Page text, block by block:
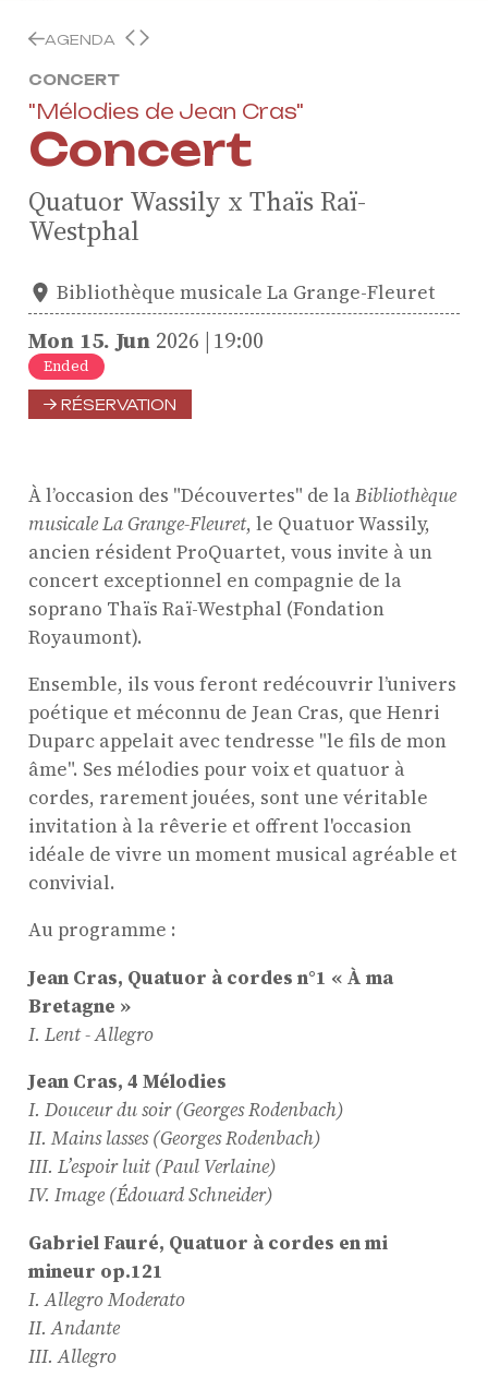
AGENDA
CONCERT
"Mélodies de Jean Cras"
Concert
Quatuor Wassily x Thaïs Raï-
Westphal
Bibliothèque musicale La Grange-Fleuret
Mon 15. Jun 2026 19:00
Ended
RÉSERVATION
À l’occasion des "Découvertes" de laBibliothèque
musicale La Grange-Fleuret, le Quatuor Wassily,
ancien résident ProQuartet, vous invite à un
concert exceptionnel en compagnie de la
soprano Thaïs Raï-Westphal (Fondation
Royaumont).
Ensemble, ils vous feront redécouvrir l’univers
poétique et méconnu de Jean Cras, que Henri
Duparc appelait avec tendresse "le fils de mon
âme". Ses mélodies pour voix et quatuor à
cordes, rarement jouées, sont une véritable
invitation à la rêverie et offrent l'occasion
idéale de vivre un moment musical agréable et
convivial.
Au programme :
Jean Cras, Quatuor à cordes n°1 « À ma
Bretagne »
I. Lent - Allegro
Jean Cras, 4 Mélodies
I. Douceur du soir (Georges Rodenbach)
II. Mains lasses (Georges Rodenbach)
III. L’espoir luit (Paul Verlaine)
IV. Image (Édouard Schneider)
Gabriel Fauré, Quatuor à cordes en mi
mineur op.121
I. Allegro Moderato
II. Andante
III. Allegro
ProQuartet - Centre
Chambre
Résidence jeunes
interprètes
Formation
professionnelle et
masterclasses
Projets européens
Actions culturelles
Concerts et événements